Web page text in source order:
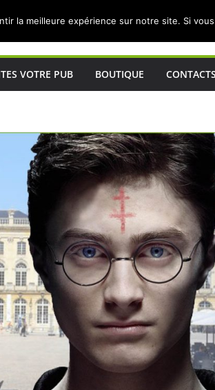
Lorrains
VOTRE PUB BOUTIQUE CONTACTS
la meilleure expérience sur notre site. Si